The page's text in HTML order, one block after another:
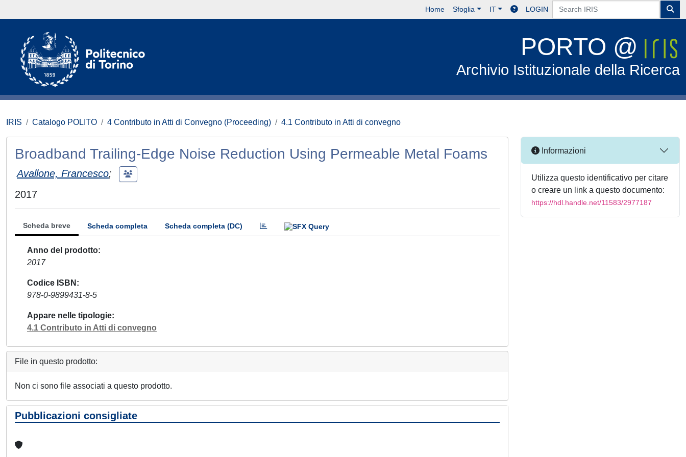
Home Sfoglia IT LOGIN
PORTO @
Archivio Istituzionale della Ricerca
IRIS Catalogo POLITO 4 Contributo in Atti di Convegno (Proceeding) 4.1 Contributo in Atti di convegno
Broadband Trailing-Edge Noise Reduction Using Permeable Metal Foams
Avallone, Francesco;
2017
Scheda breve Scheda completa Scheda completa (DC)
Anno del prodotto
2017
Codice ISBN
978-0-9899431-8-5
Appare nelle tipologie
4.1 Contributo in Atti di convegno
File in questo prodotto:
Non ci sono file associati a questo prodotto.
Pubblicazioni consigliate
Informazioni
Utilizza questo identificativo per citare
o creare un link a questo documento:
https://hdl.handle.net/11583/2977187